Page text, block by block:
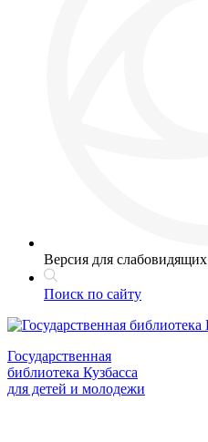
Версия для слабовидящих
Поиск по сайту
Государственная
библиотека Кузбасса
для детей и молодежи